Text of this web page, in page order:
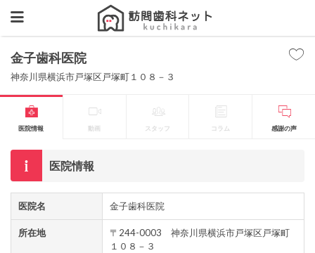
金子歯科医院
神奈川県横浜市戸塚区戸塚町１０８－３
医院情報 動画 スタッフ コラム 感謝の声
医院情報
医院名 金子歯科医院
所在地
〒244-0003 神奈川県横浜市戸塚区戸塚町
１０８－３